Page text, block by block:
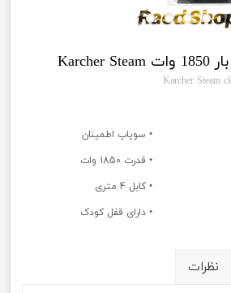
• سوپاپ اطمینان
• قدرت 1850 وات
• کابل 4 متری
• دارای قفل کودک
نظرات